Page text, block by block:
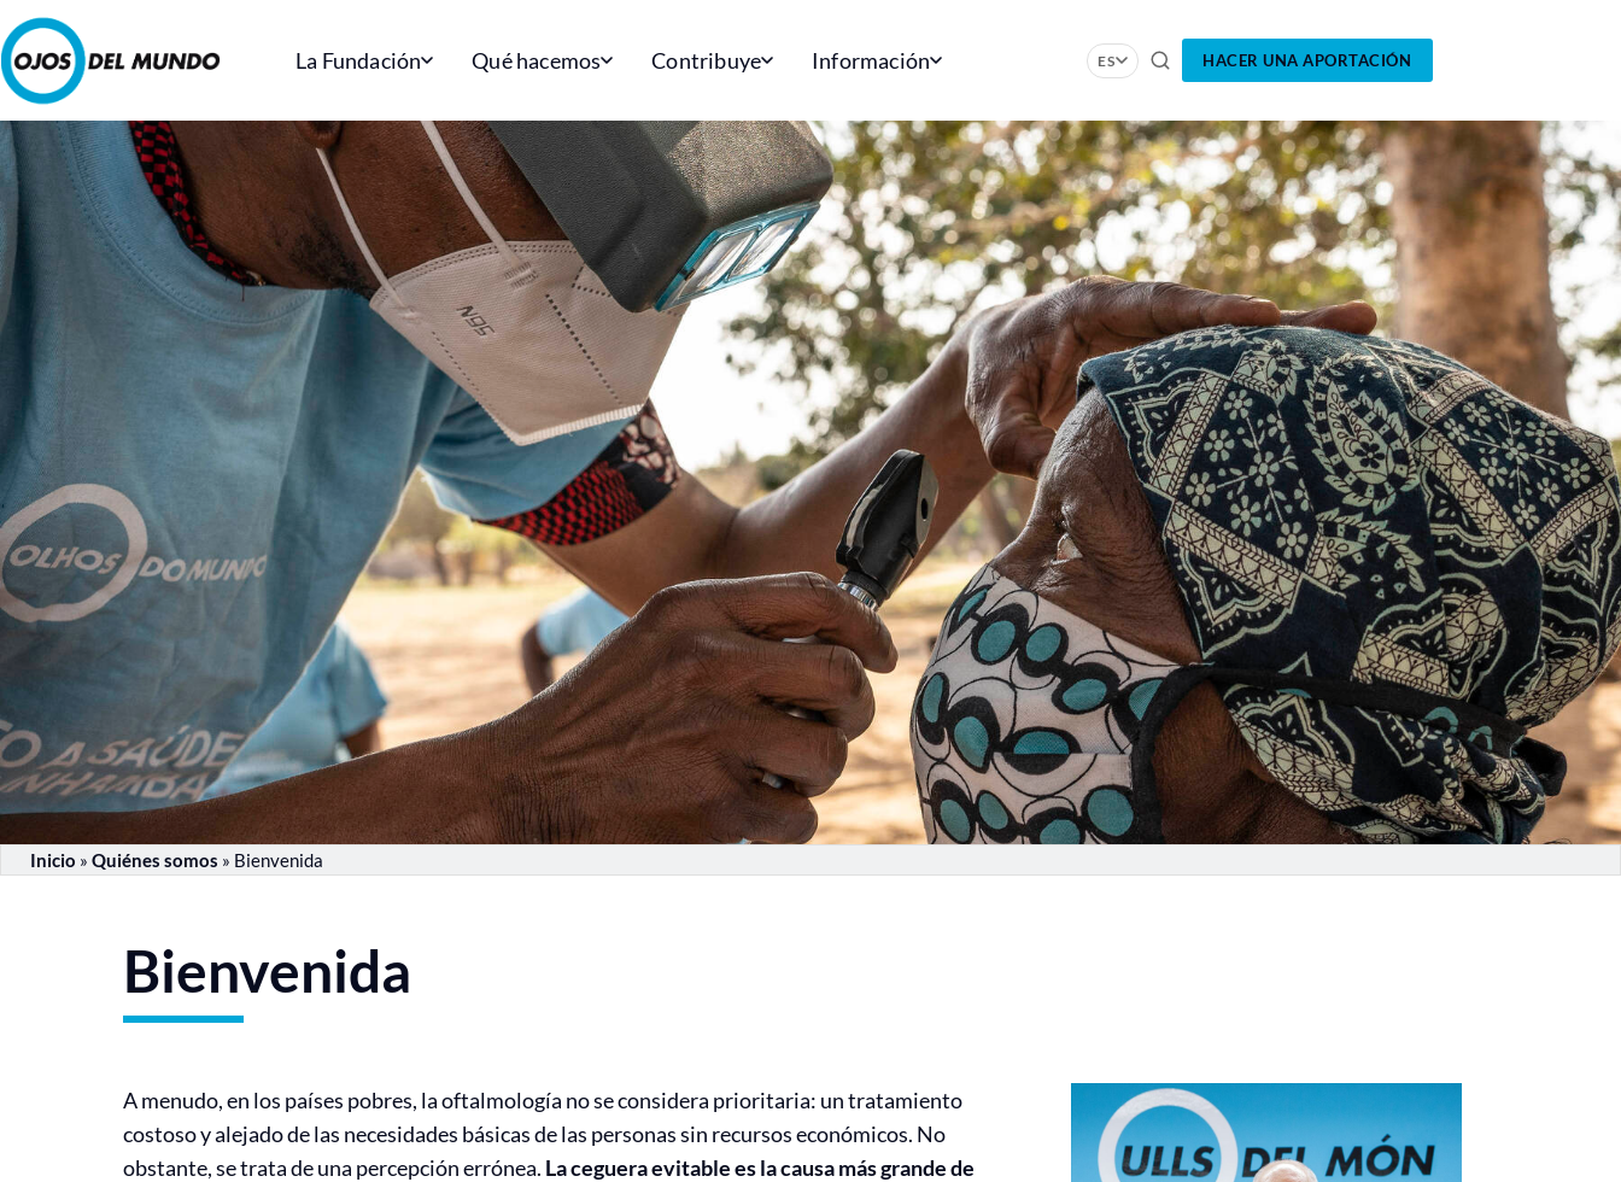
La Fundación Qué hacemos Contribuye Información ES HACER UNA APORTACIÓN
Inicio » Quiénes somos » Bienvenida
Bienvenida
A menudo, en los países pobres, la oftalmología no se considera prioritaria: un tratamiento
costoso y alejado de las necesidades básicas de las personas sin recursos económicos. No
obstante, se trata de una percepción errónea. La ceguera evitable es la causa más grande de